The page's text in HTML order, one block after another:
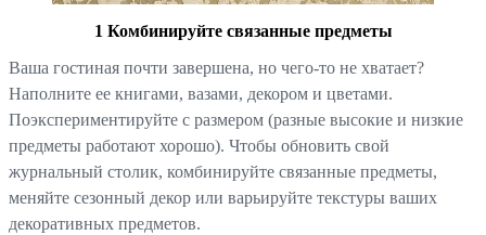
1 Комбинируйте связанные предметы
Ваша гостиная почти завершена, но чего-то не хватает?
Наполните ее книгами, вазами, декором и цветами.
Поэкспериментируйте с размером (разные высокие и низкие
предметы работают хорошо). Чтобы обновить свой
журнальный столик, комбинируйте связанные предметы,
меняйте сезонный декор или варьируйте текстуры ваших
декоративных предметов.